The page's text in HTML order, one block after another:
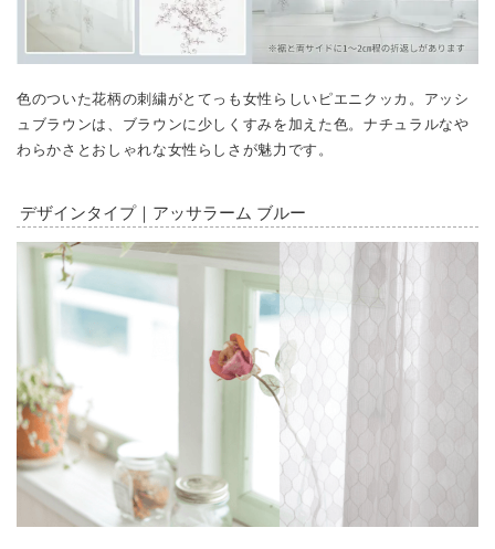
色のついた花柄の刺繍がとてっも女性らしいピエニクッカ。アッシ
ュブラウンは、ブラウンに少しくすみを加えた色。ナチュラルなや
わらかさとおしゃれな女性らしさが魅力です。
デザインタイプ｜アッサラーム ブルー